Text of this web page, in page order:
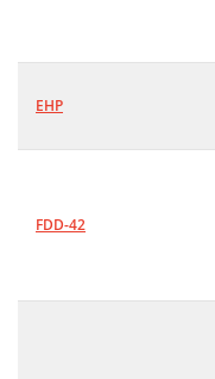
EHP
FDD-42